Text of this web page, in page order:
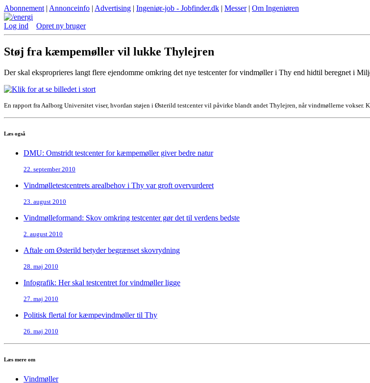
Abonnement | Annonceinfo | Advertising | Ingeniør-job - Jobfinder.dk | Messer| Om Ingeniøren
Log ind Opret ny bruger
Støj fra kæmpemøller vil lukke Thylejren
Der skal eksproprieres langt flere ejendomme omkring det nye testcenter for vindmøller i Thy end hidtil beregnet i
En rapport fra Aalborg Universitet viser, hvordan støjen i Østerild testcenter vil påvirke blandt andet Thylejren, når vindmøllerne vokser.
Læs også
DMU: Omstridt testcenter for kæmpemøller giver bedre natur
22. september 2010
Vindmølletestcentrets arealbehov i Thy var groft overvurderet
23. august 2010
Vindmølleformand: Skov omkring testcenter gør det til verdens bedste
2. august 2010
Aftale om Østerild betyder begrænset skovrydning
28. maj 2010
Infografik: Her skal testcentret for vindmøller ligge
27. maj 2010
Politisk flertal for kæmpevindmøller til Thy
26. maj 2010
Læs mere om
Vindmøller